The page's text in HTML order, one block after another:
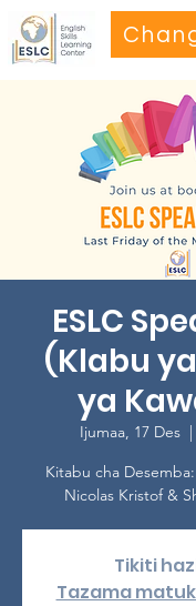
ESLC
(Klabu
ya
Ijumaa, 17 Des
  |
Kitabu cha
Nicolas Kristof &
Tikiti
Tazama